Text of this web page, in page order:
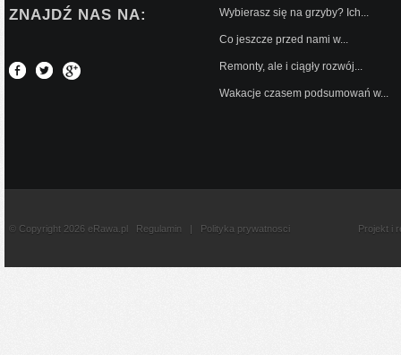
ZNAJDŹ NAS NA: Wybierasz się na grzyby? Ich...
Co jeszcze przed nami w...
Remonty, ale i ciągły rozwój...
Wakacje czasem podsumowań w...
© Copyright 2026 eRawa.pl Regulamin | Polityka prywatnosci Projekt i